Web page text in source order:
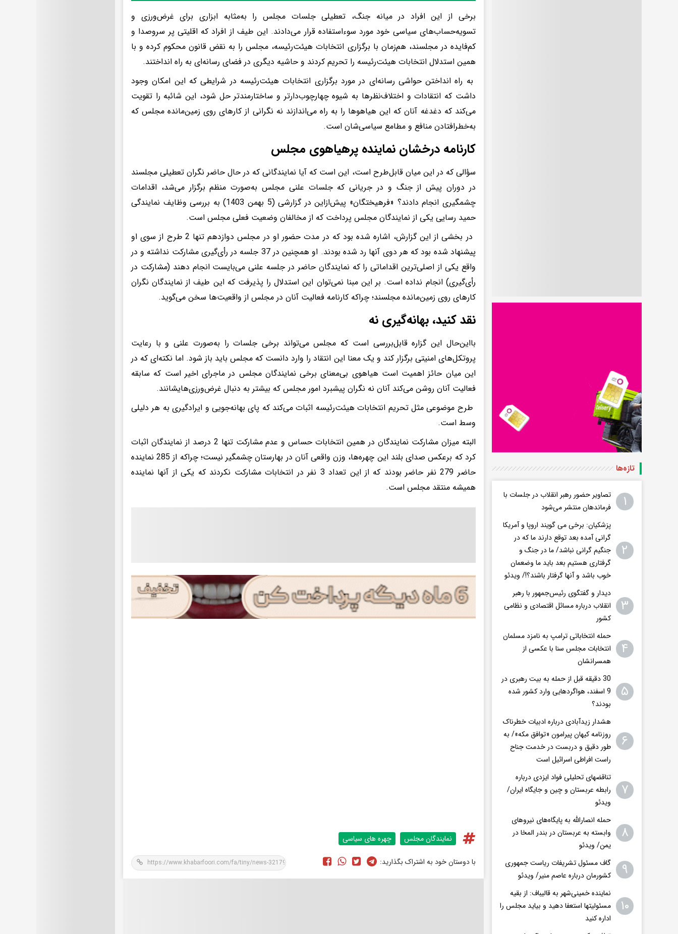
برخی از این افراد در میانه جنگ، تعطیلی جلسات مجلس را به‌مثابه ابزاری برای غرض‌ورزی و
تسویه‌حساب‌های سیاسی خود مورد سوءاستفاده قرار می‌‌دادند. این طیف از افراد که اقلیتی پر سروصدا و
کم‌فایده در مجلسند، هم‌زمان با برگزاری انتخابات هیئت‌رئیسه، مجلس را به نقض قانون محکوم کرده و با
همین استدلال انتخابات هیئت‌رئیسه را تحریم کردند و حاشیه دیگری در فضای رسانه‌ای به راه انداختند.
به راه انداختن حواشی رسانه‌ای در مورد برگزاری انتخابات هیئت‌رئیسه در شرایطی که این امکان وجود
داشت که انتقادات و اختلاف‌نظرها به شیوه‌ چهارچوب‌دارتر و ساختارمندتر حل شود، این شائبه را تقویت
می‌کند که دغدغه آنان که این هیاهوها را به راه می‌اندازند نه نگرانی از کارهای روی زمین‌مانده مجلس که
به‌خطرافتادن منافع و مطامع سیاسی‌شان است.
کارنامه درخشان نماینده پرهیاهوی مجلس
سؤالی که در این میان قابل‌طرح است، این است که آیا نمایندگانی که در حال حاضر نگران تعطیلی مجلسند
در دوران پیش از جنگ و در جریانی که جلسات علنی مجلس به‌صورت منظم برگزار می‌شد، اقدامات
چشمگیری انجام دادند؟ «فرهیختگان» پیش‌ازاین در گزارشی (5 بهمن 1403) به بررسی وظایف نمایندگی
حمید رسایی یکی از نمایندگان مجلس پرداخت که از مخالفان وضعیت فعلی مجلس است.
در بخشی از این گزارش، اشاره شده بود که در مدت حضور او در مجلس دوازدهم تنها 2 طرح از سوی او
پیشنهاد شده بود که هر دوی آنها رد شده بودند. او همچنین در 37 جلسه در رأی‌گیری مشارکت نداشته و در
واقع یکی از اصلی‌ترین اقداماتی را که نمایندگان حاضر در جلسه علنی می‌بایست انجام دهند (مشارکت در
رأی‌گیری) انجام نداده است. بر این مبنا نمی‌توان این استدلال را پذیرفت که این طیف از نمایندگان نگران
کارهای روی زمین‌مانده مجلسند؛ چراکه کارنامه فعالیت آنان در مجلس از واقعیت‌ها سخن می‌گوید.
نقد کنید، بهانه‌گیری نه
بااین‌حال این گزاره قابل‌بررسی است که مجلس می‌تواند برخی جلسات را به‌صورت علنی و با رعایت
پروتکل‌های امنیتی برگزار کند و یک معنا این انتقاد را وارد دانست که مجلس باید باز شود. اما نکته‌ای که در
این میان حائز اهمیت است هیاهوی بی‌معنای برخی نمایندگان مجلس در ماجرای اخیر است که سابقه
فعالیت آنان روشن می‌کند آنان نه نگران پیشبرد امور مجلس که بیشتر به دنبال غرض‌ورزی‌هایشانند.
طرح موضوعی مثل تحریم انتخابات هیئت‌رئیسه اثبات می‌کند که پای بهانه‌جویی و ایرادگیری به هر دلیلی
وسط است.
البته میزان مشارکت نمایندگان در همین انتخابات حساس و عدم مشارکت تنها 2 درصد از نمایندگان اثبات
کرد که برعکس صدای بلند این چهره‌ها، وزن واقعی آنان در بهارستان چشمگیر نیست؛ چراکه از 285 نماینده
حاضر 279 نفر حاضر بودند که از این تعداد 3 نفر در انتخابات مشارکت نکردند که یکی از آنها نماینده
همیشه منتقد مجلس است.
نمایندگان مجلس چهره های سیاسی
با دوستان خود به اشتراک بگذارید:
تازه‌ها
۱
تصاویر حضور رهبر انقلاب در جلسات با
فرماندهان منتشر می‌شود
۲
پزشکیان: برخی می گویند اروپا و آمریکا
گرانی آمده بعد توقع دارند ما که در
جنگیم گرانی نباشد/ ما در جنگ و
گرفتاری هستیم بعد باید ما وضعمان
خوب باشد و آنها گرفتار باشند؟!/ ویدئو
۳
دیدار و گفتگوی رئیس‌جمهور با رهبر
انقلاب درباره مسائل اقتصادی و نظامی
کشور
۴
حمله انتخاباتی ترامپ به نامزد مسلمان
انتخابات مجلس سنا با عکسی از
همسرانشان
۵
30 دقیقه قبل از حمله به بیت رهبری در
9 اسفند، هواگردهایی وارد کشور شده
بودند؟
۶
هشدار زیدآبادی درباره ادبیات خطرناک
روزنامه کیهان پیرامون «توافق مکه»/ به
طور دقیق و دربست در خدمت جناح
راست افراطی اسرائیل است
۷
تناقضهای تحلیلی فواد ایزدی درباره
رابطه عربستان و چین و جایگاه ایران/
ویدئو
۸
حمله انصارالله به پایگاه‌های نیروهای
وابسته به عربستان در بندر المخا در
یمن/ ویدئو
۹
گاف مسئول تشریفات ریاست جمهوری
کشورمان درباره عاصم منیر/ ویدئو
۱۰
نماینده خمینی‌شهر به قالیباف: از بقیه
مسئولیتها استعفا دهید و بیاید مجلس را
اداره کنید